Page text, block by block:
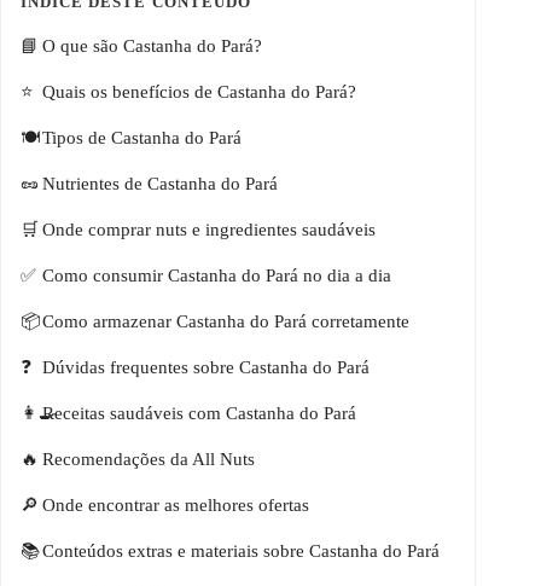
O que são Castanha do Pará?
Quais os benefícios de Castanha do Pará?
Tipos de Castanha do Pará
Nutrientes de Castanha do Pará
Onde comprar nuts e ingredientes saudáveis
Como consumir Castanha do Pará no dia a dia
Como armazenar Castanha do Pará corretamente
Dúvidas frequentes sobre Castanha do Pará
Receitas saudáveis com Castanha do Pará
Recomendações da All Nuts
Onde encontrar as melhores ofertas
Conteúdos extras e materiais sobre Castanha do Pará